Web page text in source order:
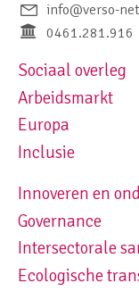
info@verso-
0461.281.916
Footer
Sociaal overleg
Arbeidsmarkt
Europa
Inclusie
Footer
Innoveren en
Governance
Intersectorale
Ecologische